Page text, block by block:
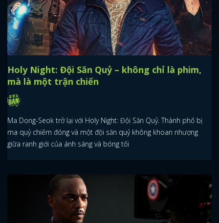
Holy Night: Đội Săn Quỷ – không chỉ là phim,
mà là một trận chiến
Ma Dong-Seok trở lại với Holy Night: Đội Săn Quỷ. Thành phố bị
ma quỷ chiếm đóng và một đội săn quỷ không khoan nhượng
giữa ranh giới của ánh sáng và bóng tối